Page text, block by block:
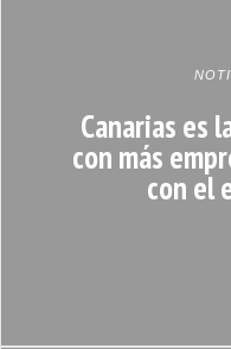
Canarias es
con más
con el